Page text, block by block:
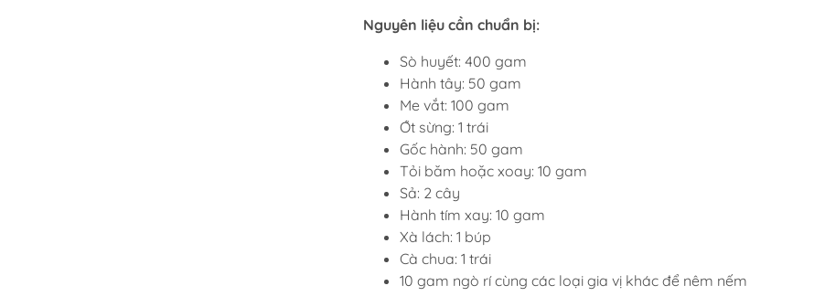
Nguyên liệu cần chuẩn bị:
Sò huyết: 400 gam
Hành tây: 50 gam
Me vắt: 100 gam
Ớt sừng: 1 trái
Gốc hành: 50 gam
Tỏi băm hoặc xoay: 10 gam
Sả: 2 cây
Hành tím xay: 10 gam
Xà lách: 1 búp
Cà chua: 1 trái
10 gam ngò rí cùng các loại gia vị khác để nêm nếm